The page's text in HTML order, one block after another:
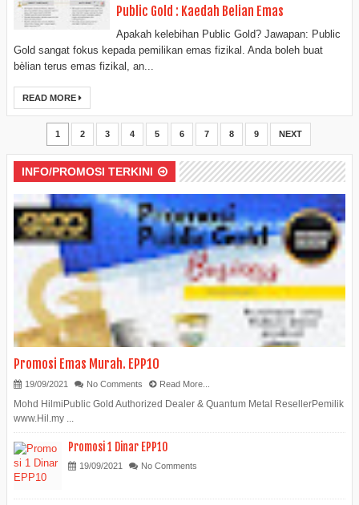
Public Gold : Kaedah Belian Emas
Apakah kelebihan Public Gold? Jawapan: Public
Gold sangat fokus kepada pemilikan emas fizikal. Anda boleh buat
bèlian terus emas fizikal, an...
READ MORE
1 2 3 4 5 6 7 8 9 NEXT
INFO/PROMOSI TERKINI
Promosi Emas Murah. EPP10
19/09/2021 No Comments Read More...
Mohd HilmiPublic Gold Authorized Dealer & Quantum Metal ResellerPemilik
www.Hil.my ...
Promosi 1 Dinar EPP10
19/09/2021 No Comments